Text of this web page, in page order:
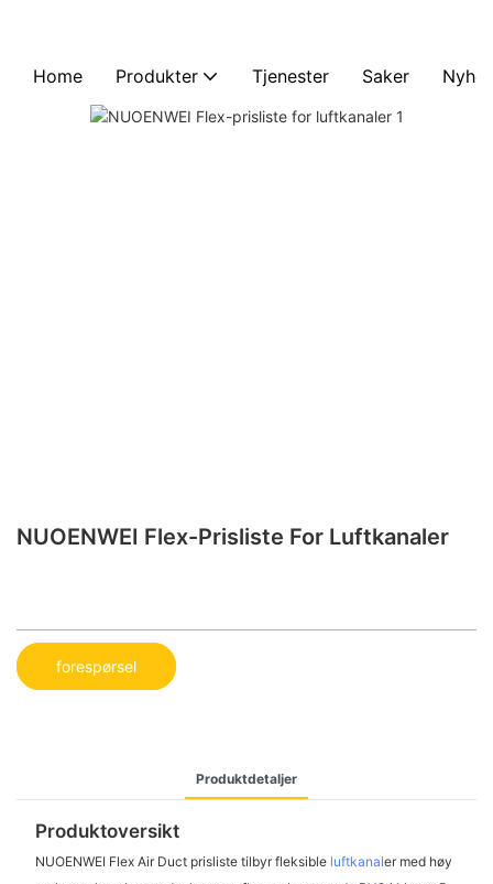
Home Produkter Tjenester Saker
NUOENWEI Flex-Prisliste For Luftkanaler
forespørsel
Produktdetaljer
Produktoversikt
NUOENWEI Flex Air Duct prisliste tilbyr fleksible luftkanaler med høy